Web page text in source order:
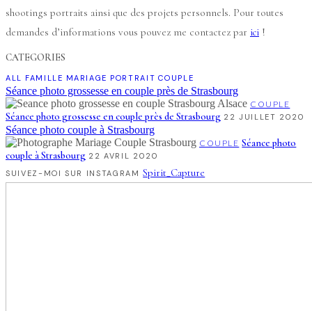
shootings portraits ainsi que des projets personnels. Pour toutes
demandes d’informations vous pouvez me contactez par ici !
CATEGORIES
ALL FAMILLE MARIAGE PORTRAIT COUPLE
Séance photo grossesse en couple près de Strasbourg
COUPLE
Séance photo grossesse en couple près de Strasbourg 22 JUILLET 2020
Séance photo couple à Strasbourg
COUPLE Séance photo
couple à Strasbourg 22 AVRIL 2020
SUIVEZ-MOI SUR INSTAGRAMSpirit_Capture